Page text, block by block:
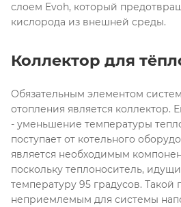
слоем Evoh, который
кислорода из внешней среды.
Коллектор для
Обязательным элементом
отопления является коллектор.
- уменьшение температуры
поступает от котельного
является необходимым
поскольку теплоноситель,
температуру 95 градусов. Такой
неприемлемым для системы